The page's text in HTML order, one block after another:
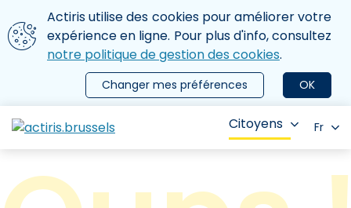
Aller au contenu principal
Nous utilisons des cookies
Actiris utilise des cookies pour améliorer votre
expérience en ligne. Pour plus d'info, consultez
notre politique de gestion des cookies.
OK
Changer mes préférences
le menu
Citoyens Fr